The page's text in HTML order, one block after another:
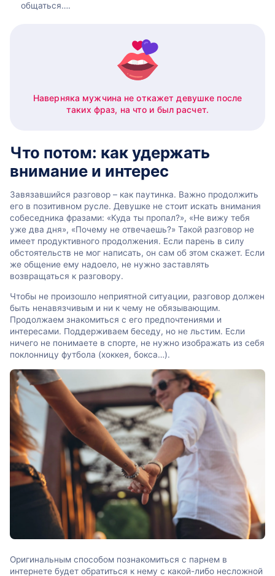
общаться….
Наверняка мужчина не откажет девушке после
таких фраз, на что и был расчет.
Что потом: как удержать
внимание и интерес
Завязавшийся разговор – как паутинка. Важно продолжить
его в позитивном русле. Девушке не стоит искать внимания
собеседника фразами: «Куда ты пропал?», «Не вижу тебя
уже два дня», «Почему не отвечаешь?» Такой разговор не
имеет продуктивного продолжения. Если парень в силу
обстоятельств не мог написать, он сам об этом скажет. Если
же общение ему надоело, не нужно заставлять
возвращаться к разговору.
Чтобы не произошло неприятной ситуации, разговор должен
быть ненавязчивым и ни к чему не обязывающим.
Продолжаем знакомиться с его предпочтениями и
интересами. Поддерживаем беседу, но не льстим. Если
ничего не понимаете в спорте, не нужно изображать из себя
поклонницу футбола (хоккея, бокса…).
Оригинальным способом познакомиться с парнем в
интернете будет обратиться к нему с какой-либо несложной